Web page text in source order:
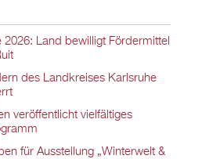
Land bewilligt Fördermittel
des Landkreises Karlsruhe
veröffentlicht vielfältiges
für Ausstellung „Winterwelt &